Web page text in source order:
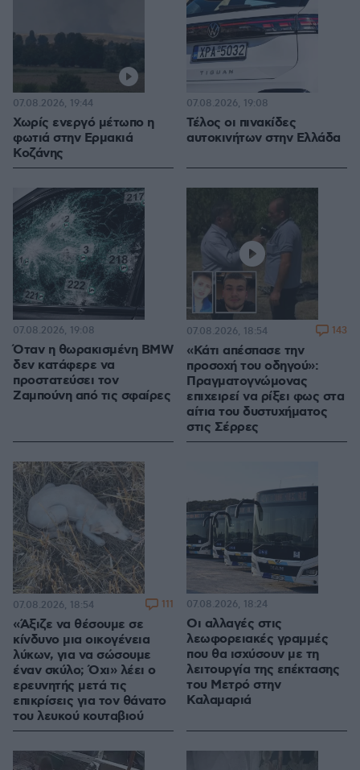
Χωρίς ενεργό μέτωπο η
φωτιά στην Ερμακιά
Κοζάνης
07.08.2026, 19:44
Τέλος οι πινακίδες
αυτοκινήτων στην Ελλάδα
07.08.2026, 19:08
Όταν η θωρακισμένη BMW
δεν κατάφερε να
προστατεύσει τον
Ζαμπούνη από τις σφαίρες
07.08.2026, 19:08
«Κάτι απέσπασε την
προσοχή του οδηγού»:
Πραγματογνώμονας
επιχειρεί να ρίξει φως στα
αίτια του δυστυχήματος
στις Σέρρες
07.08.2026, 18:54 143
«Άξιζε να θέσουμε σε
κίνδυνο μια οικογένεια
λύκων, για να σώσουμε
έναν σκύλο; Όχι» λέει ο
ερευνητής μετά τις
επικρίσεις για τον θάνατο
του λευκού κουταβιού
07.08.2026, 18:54 111
Οι αλλαγές στις
λεωφορειακές γραμμές
που θα ισχύσουν με τη
λειτουργία της επέκτασης
του Μετρό στην
Καλαμαριά
07.08.2026, 18:24